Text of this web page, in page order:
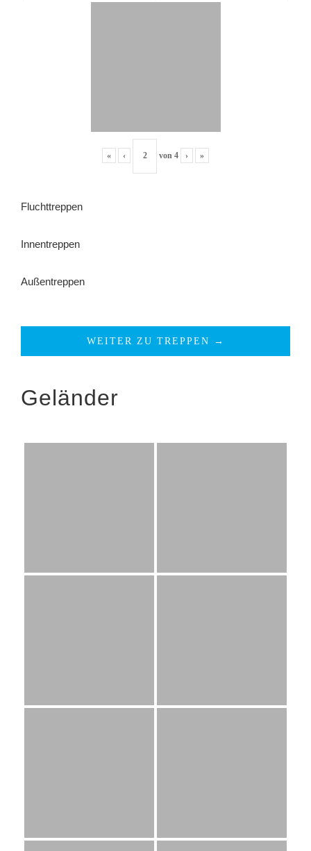
« ‹ von 4 › »
Fluchttreppen
Innentreppen
Außentreppen
WEITER ZU TREPPEN →
Geländer